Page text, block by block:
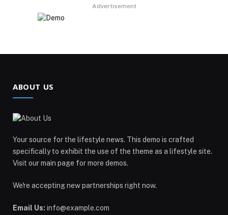
Advertisement
ABOUT US
Your source for the lifestyle news. This demo is crafted
specifically to exhibit the use of the theme as a lifestyle site.
Visit our main page for more demos.
We're accepting new partnerships right now.
Email Us: info@example.com